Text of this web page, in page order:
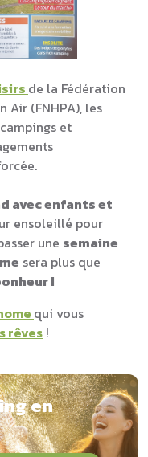
de la Fédération
(FNHPA), les
et
avec enfants et
ensoleillé pour
une semaine
sera plus que
!
qui vous
rêves !
en